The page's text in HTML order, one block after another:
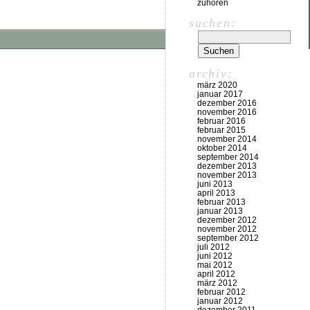
zuhören
suchen:
archiv:
märz 2020
januar 2017
dezember 2016
november 2016
februar 2016
februar 2015
november 2014
oktober 2014
september 2014
dezember 2013
november 2013
juni 2013
april 2013
februar 2013
januar 2013
dezember 2012
november 2012
september 2012
juli 2012
juni 2012
mai 2012
april 2012
märz 2012
februar 2012
januar 2012